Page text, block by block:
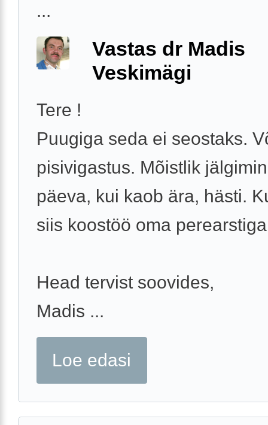
...
Vastas dr Madis
Veskimägi
Tere !
Puugiga seda ei seostaks.
pisivigastus. Mõistlik
päeva, kui kaob ära, hästi.
siis koostöö oma
Head tervist soovides,
Madis ...
Loe edasi